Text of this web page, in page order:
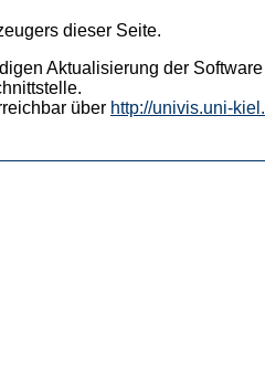
dieser Seite.
Aktualisierung der
über http://univis.uni-